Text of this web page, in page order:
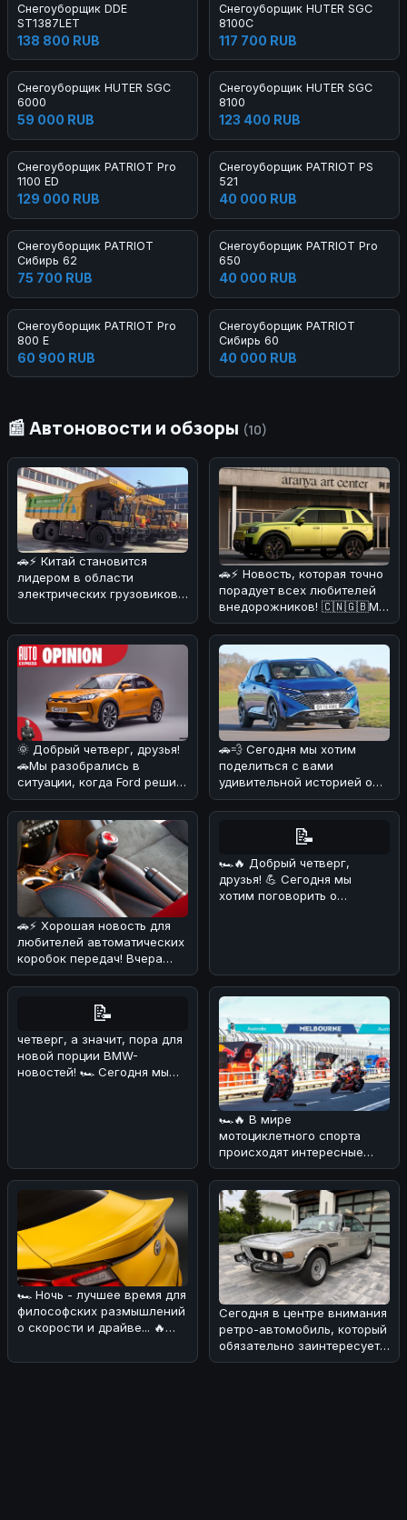
Снегоуборщик DDE
ST1387LET
138 800 RUB
Снегоуборщик HUTER SGC
8100C
117 700 RUB
Снегоуборщик HUTER SGC
6000
59 000 RUB
Снегоуборщик HUTER SGC
8100
123 400 RUB
Снегоуборщик PATRIOT Pro
1100 ED
129 000 RUB
Снегоуборщик PATRIOT PS
521
40 000 RUB
Снегоуборщик PATRIOT
Сибирь 62
75 700 RUB
Снегоуборщик PATRIOT Pro
650
40 000 RUB
Снегоуборщик PATRIOT Pro
800 E
60 900 RUB
Снегоуборщик PATRIOT
Сибирь 60
40 000 RUB
📰 Автоновости и обзоры (10)
🚗⚡ Китай становится
лидером в области
электрических грузовиков!
начал работат
🚗⚡ Новость, которая точно
порадует всех любителей
внедорожников! 🇨🇳🇬🇧Мы
разобрались в деталях и
🌞 Добрый четверг, друзья!
🚗Мы разобрались в
ситуации, когда Ford решил
объединиться с китайскими
б
🚗💨 Сегодня мы хотим
поделиться с вами
удивительной историей о
Nissan Qashqai, который
сумел преодо
🚗⚡ Хорошая новость для
любителей автоматических
коробок передач! Вчера
стало известно, что еще
один
📝
🏎🔥 Добрый четверг,
друзья! 💪 Сегодня мы
хотим поговорить о
📝
четверг, а значит, пора для
новой порции BMW-
новостей! 🏎 Сегодня мы
🏎🔥 В мире
мотоциклетного спорта
происходят интересные
изменения! 💪 В
преддверии нового сезона
Wor
🏎 Ночь - лучшее время для
философских размышлений
о скорости и драйве... 🔥
Сегодня в центре внимания
ретро-автомобиль, который
обязательно заинтересует
поклонников BMW! 🏎Речь